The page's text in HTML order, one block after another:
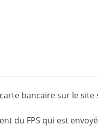
bancaire sur le site
du FPS qui est